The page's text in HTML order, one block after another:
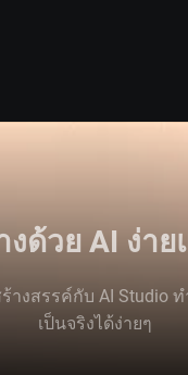
งด้วย AI ง่าย
งสรรค์กับ AI Studio
เป็นจริงได้ง่ายๆ